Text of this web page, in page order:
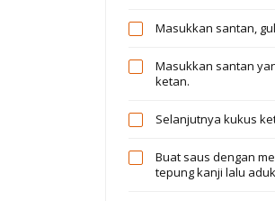
Masukkan santan,
Masukkan santan
ketan.
Selanjutnya kukus
Buat saus dengan
tepung kanji lalu